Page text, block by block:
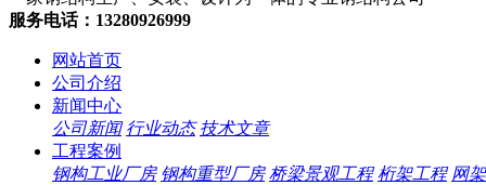
服务电话：13280926999
网站首页
公司介绍
新闻中心
公司新闻 行业动态 技术文章
工程案例
钢构工业厂房 钢构重型厂房 桥梁景观工程 桁架工程 网